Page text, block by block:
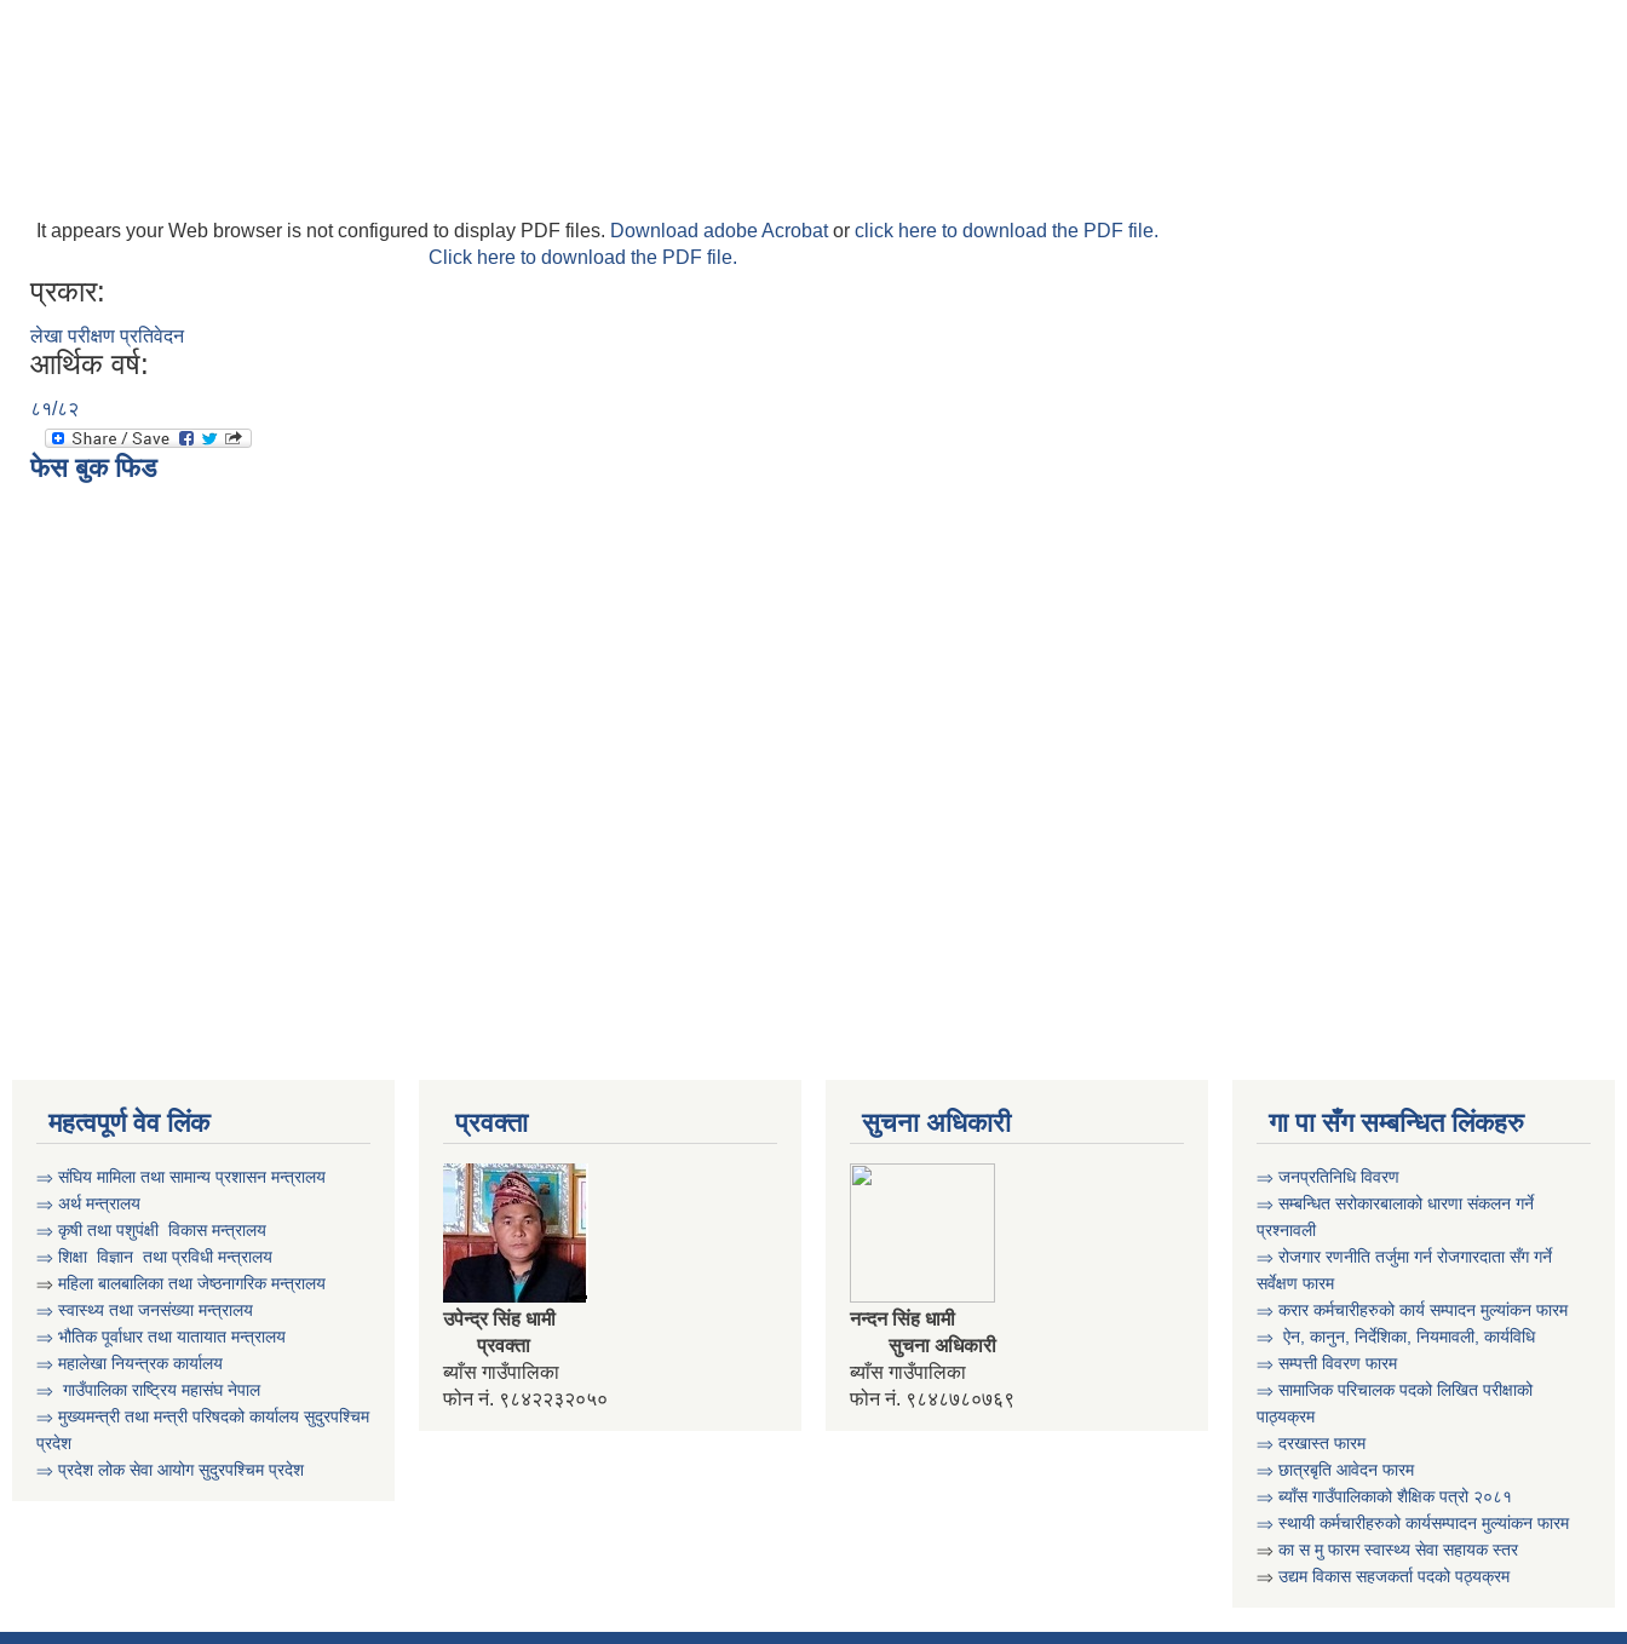
It appears your Web browser is not configured to display PDF files. Download adobe Acrobator click here to download the PDF file.
Click here to download the PDF file.
प्रकार:
लेखा परीक्षण प्रतिवेदन
आर्थिक वर्ष:
८१/८२
फेस बुक फिड
महत्वपूर्ण वेव लिंक
⇒ संघिय मामिला तथा सामान्य प्रशासन मन्त्रालय
⇒ अर्थ मन्त्रालय
⇒ कृषी तथा पशुप‌ंक्षी विकास मन्त्रालय
⇒ शिक्षा विज्ञान तथा प्रविधी मन्त्रालय
⇒ महिला बालबालिका तथा जेष्ठनागरिक मन्त्रालय
⇒ स्वास्थ्य तथा जनसंख्या मन्त्रालय
⇒ भौतिक पूर्वाधार तथा यातायात मन्त्रालय
⇒ महालेखा नियन्त्रक कार्यालय
⇒ गाउँपालिका राष्ट्रिय महासंघ नेपाल
⇒ मुख्यमन्त्री तथा मन्त्री परिषदको कार्यालय सुदुरपश्चिम
प्रदेश
⇒ प्रदेश लोक सेवा आयोग सुदुरपश्चिम प्रदेश
प्रवक्ता
उपेन्द्र सिंह धामी
प्रवक्ता
ब्याँस गाउँपालिका
फोन नं. ९८४२२३२०५०
सुचना अधिकारी
नन्दन सिंह धामी
सुचना अधिकारी
ब्याँस गाउँपालिका
फोन नं. ९८४८७८०७६९
गा पा सँग सम्बन्धित लिंकहरु
⇒ जनप्रतिनिधि विवरण
⇒ सम्बन्धित सरोकारबालाको धारणा संकलन गर्ने
प्रश्नावली
⇒ रोजगार रणनीति तर्जुमा गर्न रोजगारदाता सँग गर्ने
सर्वेक्षण फारम
⇒ करार कर्मचारीहरुको कार्य सम्पादन मुल्या‌ंकन फारम
⇒ ऐन, कानुन, निर्देशिका, नियमावली, कार्यविधि
⇒ सम्पत्ती विवरण फारम
⇒ सामाजिक परिचालक पदको लिखित परीक्षाको
पाठ्यक्रम
⇒ दरखास्त फारम
⇒ छात्रबृति आवेदन फारम
⇒ ब्याँस गाउँपालिकाको शैक्षिक पत्रो २०८१
⇒ स्थायी कर्मचारीहरुको कार्यसम्पादन मुल्यांकन फारम
⇒ का स मु फारम स्वास्थ्य सेवा सहायक स्तर
⇒ उद्यम विकास सहजकर्ता पदको पठ्यक्रम